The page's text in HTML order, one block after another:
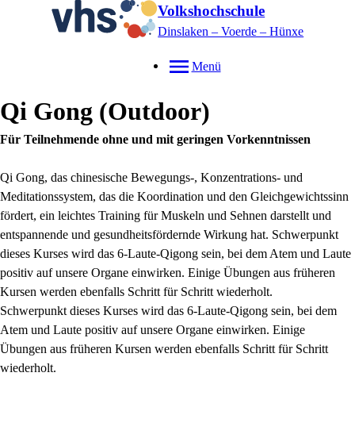
Volkshochschule
Dinslaken – Voerde – Hünxe
Menü
Qi Gong (Outdoor)
Für Teilnehmende ohne und mit geringen Vorkenntnissen
Qi Gong, das chinesische Bewegungs-, Konzentrations- und
Meditationssystem, das die Koordination und den Gleichgewichtssinn
fördert, ein leichtes Training für Muskeln und Sehnen darstellt und
entspannende und gesundheitsfördernde Wirkung hat. Schwerpunkt
dieses Kurses wird das 6-Laute-Qigong sein, bei dem Atem und Laute
positiv auf unsere Organe einwirken. Einige Übungen aus früheren
Kursen werden ebenfalls Schritt für Schritt wiederholt.
Schwerpunkt dieses Kurses wird das 6-Laute-Qigong sein, bei dem
Atem und Laute positiv auf unsere Organe einwirken. Einige
Übungen aus früheren Kursen werden ebenfalls Schritt für Schritt
wiederholt.